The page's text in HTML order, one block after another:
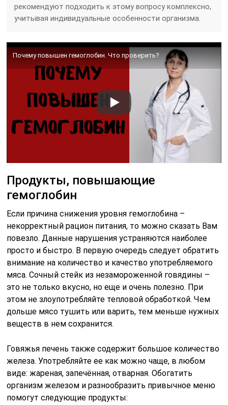
рекомендуют подходить к этому вопросу комплексно,
учитывая индивидуальные особенности организма.
Почему повышен гемоглобин. Что проверить?
Продукты, повышающие
гемоглобин
Если причина снижения уровня гемоглобина –
некорректный рацион питания, то можно сказать Вам
повезло. Данные нарушения устраняются наиболее
просто и быстро. В первую очередь следует обратить
внимание на количество и качество употребляемого
мяса. Сочный стейк из незамороженной говядины –
это не только вкусно, но еще и очень полезно. При
этом не злоупотребляйте тепловой обработкой. Чем
дольше мясо тушить или варить, тем меньше нужных
веществ в нем сохранится.
Говяжья печень также содержит большое количество
железа. Употребляйте ее как можно чаще, в любом
виде: жареная, запечённая, отварная. Обогатить
организм железом и разнообразить привычное меню
помогут следующие продукты: